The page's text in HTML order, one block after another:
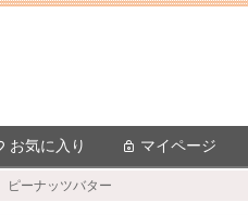
お気に入り マイページ
ピーナッツバター